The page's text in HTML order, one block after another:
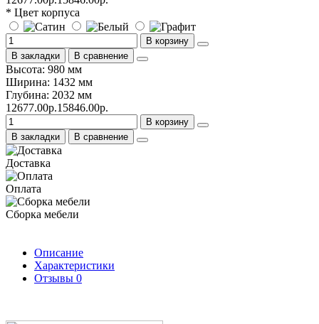
* Цвет корпуса
В корзину
В закладки
В сравнение
Высота: 980 мм
Ширина: 1432 мм
Глубина: 2032 мм
12677.00р.15846.00р.
В корзину
В закладки
В сравнение
Доставка
Оплата
Сборка мебели
Описание
Характеристики
Отзывы 0